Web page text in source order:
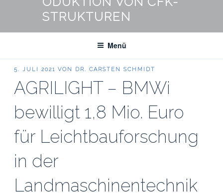
STRUKTUREN
Menü
VERÖFFENTLICHT
5. JULI 2021 VON DR. CARSTEN SCHMIDT
AGRILIGHT – BMWi
bewilligt 1,8 Mio. Euro
für Leichtbauforschung
in der
Landmaschinentechnik